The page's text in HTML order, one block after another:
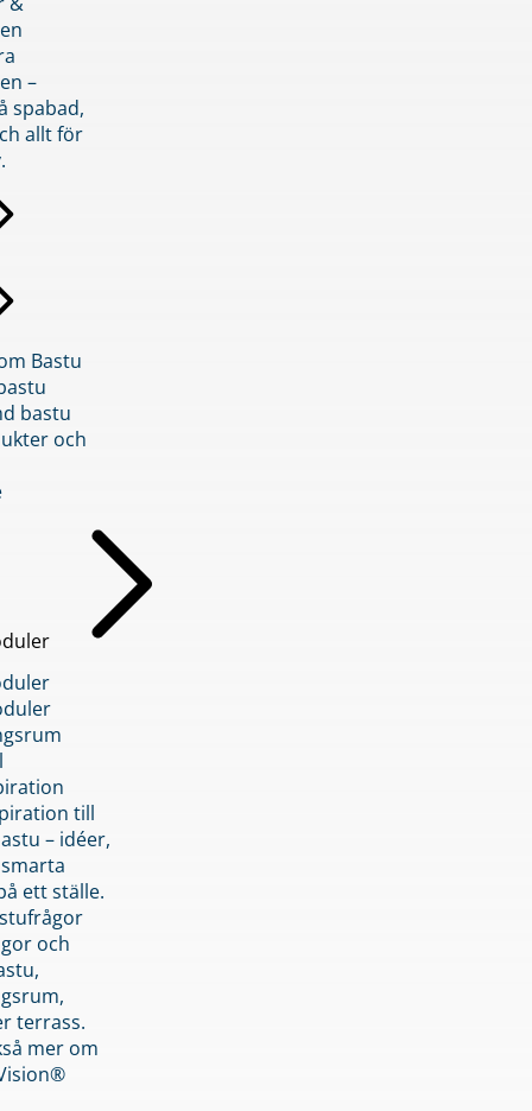
–
spabad,
allt för
Bastu
bastu
och
till
– idéer,
ett ställe.
och
terrass.
mer om